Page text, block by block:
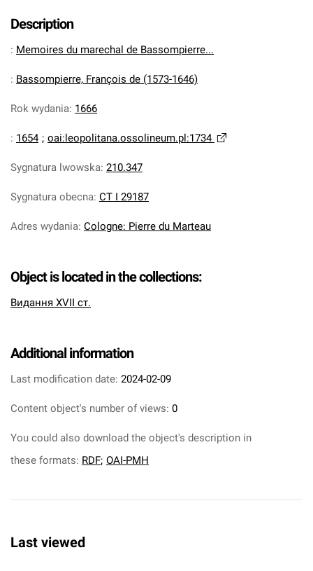
Description
: Memoires du marechal de Bassompierre...
: Bassompierre, François de (1573-1646)
Rok wydania: 1666
: 1654 ; oai:leopolitana.ossolineum.pl:1734
Sygnatura lwowska: 210.347
Sygnatura obecna: CT I 29187
Adres wydania: Cologne: Pierre du Marteau
Object is located in the collections:
Видання XVII ст.
Additional information
Last modification date: 2024-02-09
Content object's number of views: 0
You could also download the object's description in
these formats: RDF; OAI-PMH
Last viewed